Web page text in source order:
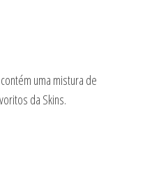
uma mistura de
da Skins.